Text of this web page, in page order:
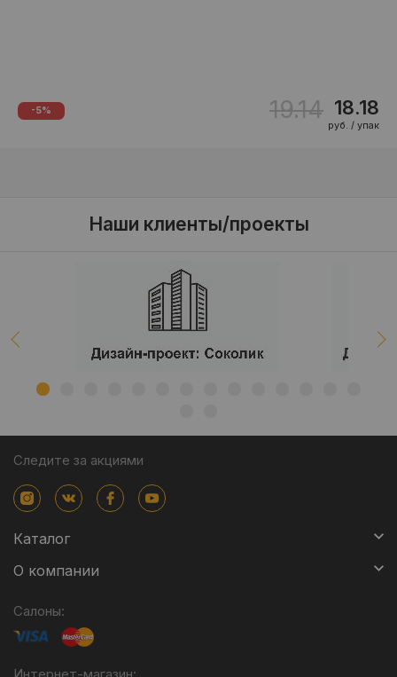
-5% 19.14 18.18
руб. / упак
Наши клиенты/проекты
Следите за акциями
Каталог
О компании
Салоны: